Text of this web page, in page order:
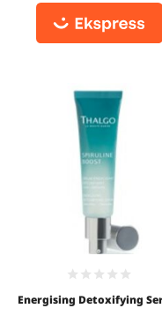
0
out
Energising Detoxifying